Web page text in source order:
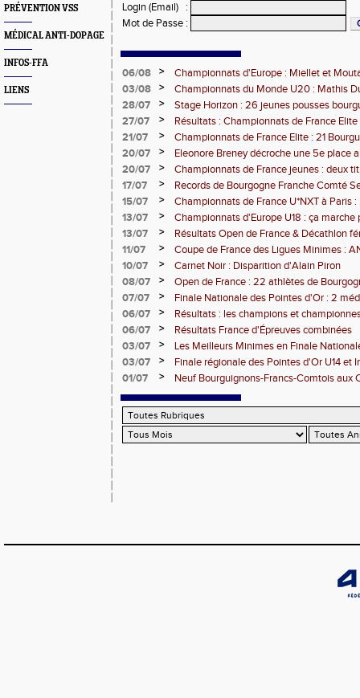
PRÉVENTION VSS
MÉDICAL ANTI-DOPAGE
INFOS-FFA
LIENS
Login (Email)
:
Mot de Passe :
06/08 >
Championnats d'Europe : Miellet et
03/08
>
Championnats du Monde U20 : Mathis
3000m steeple
28/07 >
Stage Horizon : 26 jeunes pousses
comtoises retenues
27/07 >
Résultats : Championnats de France
21/07
>
Championnats de France Elite : 21
l'assaut d'Albi
20/07 >
Eleonore Breney décroche une 5e place
d'Europe U18
20/07 >
Championnats de France jeunes : deux
de médailles pour la BFC
17/07 >
Records de Bourgogne Franche Comté
15/07
>
Championnats de France U*NXT à Paris
Comté en force
13/07 >
Championnats d'Europe U18 : ça marche
13/07
>
Résultats Open de France & Décathlon
Bourguignons-Francs-Comtois sur le
11/07 >
Coupe de France des Ligues Minimes :
10/07
>
Carnet Noir : Disparition d'Alain Piron
08/07
>
Open de France : 22 athlètes de
clubs) engagés
07/07 >
Finale Nationale des Pointes d'Or : 2
DUC
06/07 >
Résultats : les champions et
Dijon
06/07 >
Résultats France d'Épreuves combinées
03/07
>
Les Meilleurs Minimes en Finale
03/07
>
Finale régionale des Pointes d'Or U14 et
01/07
>
Neuf Bourguignons-Francs-Comtois aux